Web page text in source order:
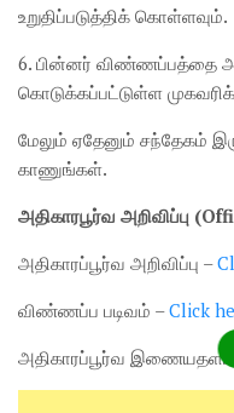
உறுதிப்படுத்திக் கொள்ளவும்.
6. பின்னர் விண்ணப்பத்தை
கொடுக்கப்பட்டுள்ள
மேலும் ஏதேனும் சந்தேகம்
காணுங்கள்.
அதிகாரபூர்வ அறிவிப்பு
அதிகாரப்பூர்வ அறிவிப்பு –
விண்ணப்ப படிவம் –Click
அதிகாரப்பூர்வ